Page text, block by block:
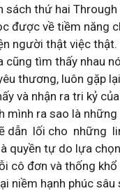
sách thứ hai
được về tiềm năng
người thật việc
cũng tìm thấy nhau
thương, luôn gặp
và nhận ra tri kỷ
mình ra sao là
lối cho những
quyền tự do lựa
cô đơn và thống
niềm hạnh phúc